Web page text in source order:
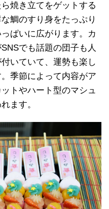
焼き立てをゲットする
鯛のすり身をたっぷり
ぱいに広がります。カ
でも話題の団子も人
いていて、運勢も楽し
季節によって内容がア
トやハート型のマシュ
ます。